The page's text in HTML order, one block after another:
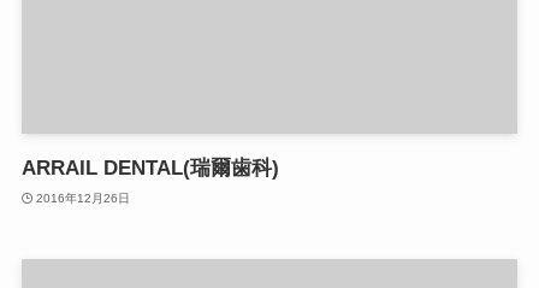
ARRAIL DENTAL(瑞爾歯科)
2016年12月26日